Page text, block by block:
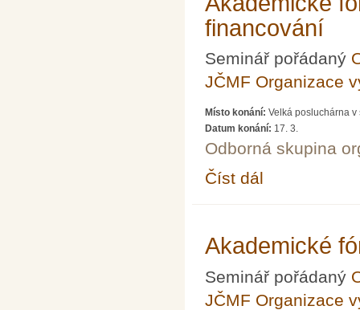
financování
Seminář pořádaný
JČMF Organizace
Místo konání: Velká posluchárna v
Datum konání: 17. 3.
Odborná skupina
Číst dál
Akademické
Seminář pořádaný
JČMF Organizace